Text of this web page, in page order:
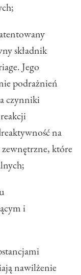
składnik
Jego
podrażnień
czynniki
na
które
i
nawilżenie